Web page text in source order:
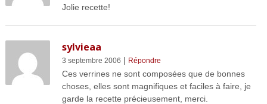
Jolie recette!
sylvieaa
3 septembre 2006 | Répondre
Ces verrines ne sont composées que de bonnes
choses, elles sont magnifiques et faciles à faire, je
garde la recette précieusement, merci.